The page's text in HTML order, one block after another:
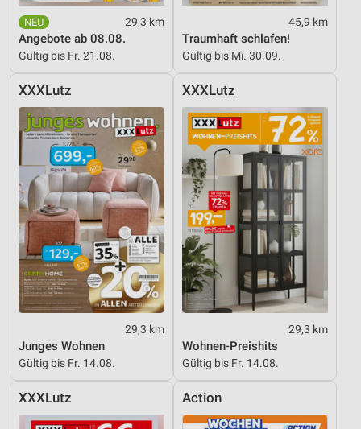
29,3 km
Angebote ab 08.08.
Gültig bis Fr. 21.08.
45,9 km
Traumhaft schlafen!
Gültig bis Mi. 30.09.
XXXLutz
29,3 km
Junges Wohnen
Gültig bis Fr. 14.08.
XXXLutz
29,3 km
Wohnen-Preishits
Gültig bis Fr. 14.08.
XXXLutz Action